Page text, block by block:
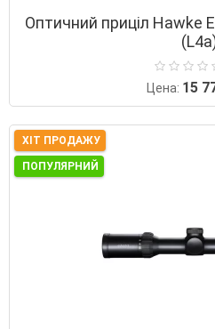
Оптичний приціл Hawke
Цена: 15
ХІТ ПРОДАЖУ
ПОПУЛЯРНИЙ